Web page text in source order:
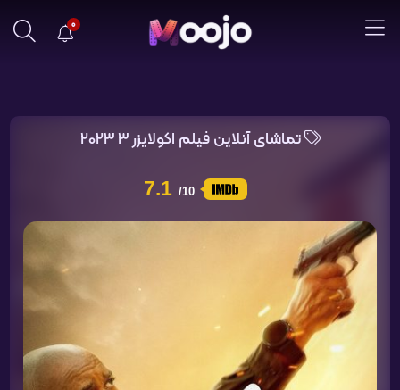
0
تماشای آنلاین فیلم اکولایزر 3 2023
7.1 /10